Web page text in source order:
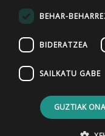
BEHAR-
BIDERATZEA
SAILKATU GABE
GUZTIAK